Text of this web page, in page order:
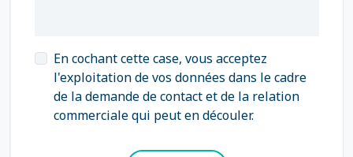
En cochant cette case, vous acceptez
l'exploitation de vos données dans le cadre
de la demande de contact et de la relation
commerciale qui peut en découler.